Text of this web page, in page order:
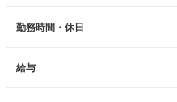
勤務時間・休日
給与